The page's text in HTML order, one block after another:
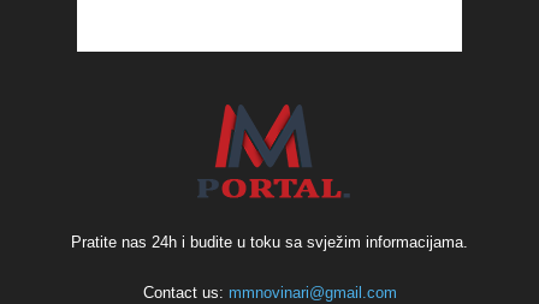
Pratite nas 24h i budite u toku sa svježim informacijama.
Contact us: mmnovinari@gmail.com